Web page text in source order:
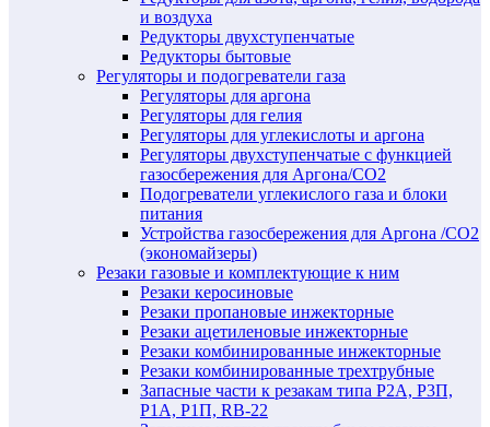
и воздуха
Редукторы двухступенчатые
Редукторы бытовые
Регуляторы и подогреватели газа
Регуляторы для аргона
Регуляторы для гелия
Регуляторы для углекислоты и аргона
Регуляторы двухступенчатые c функцией
газосбережения для Аргона/СО2
Подогреватели углекислого газа и блоки
питания
Устройства газосбережения для Аргона /СО2
(экономайзеры)
Резаки газовые и комплектующие к ним
Резаки керосиновые
Резаки пропановые инжекторные
Резаки ацетиленовые инжекторные
Резаки комбинированные инжекторные
Резаки комбинированные трехтрубные
Запасные части к резакам типа Р2А, Р3П,
Р1А, Р1П, RB-22